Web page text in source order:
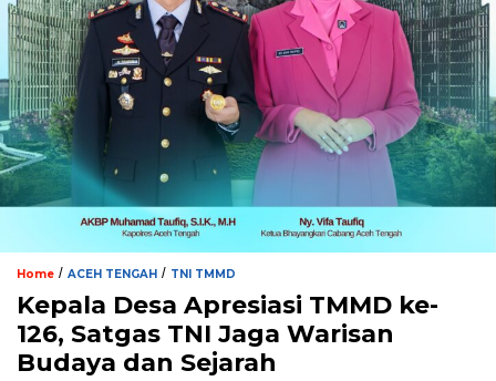
Home / ACEH TENGAH / TNI TMMD
Kepala Desa Apresiasi TMMD ke-
126, Satgas TNI Jaga Warisan
Budaya dan Sejarah